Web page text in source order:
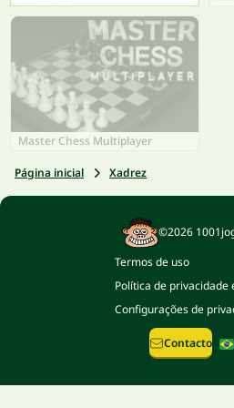
Master Chess Multiplayer
Página inicial Xadrez
©2026
Termos de uso
Política de privacidade
Configurações de
Contacto